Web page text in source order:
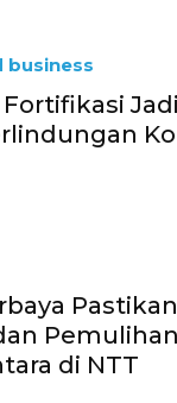
business
Fortifikasi
di NTT